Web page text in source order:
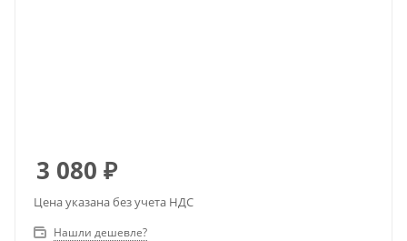
3 080 ₽
Цена указана без учета НДС
Нашли дешевле?